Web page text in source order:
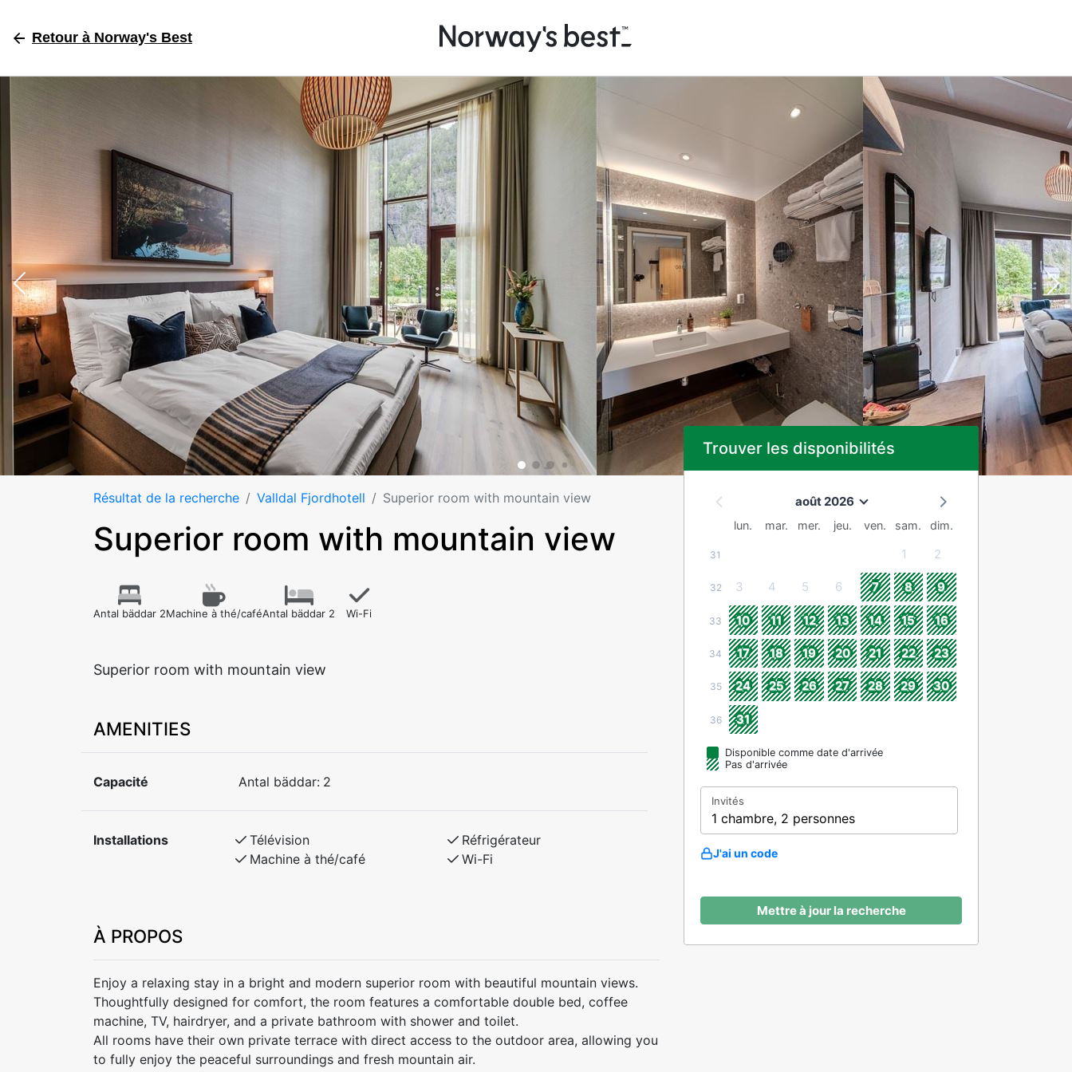
Retour à Norway's Best
Résultat de la recherche Valldal Fjordhotell Superior room with mountain view
Superior room with mountain view
Antal bäddar 2Machine à thé/caféAntal bäddar 2 Wi-Fi
Superior room with mountain view
AMENITIES
Capacité Antal bäddar: 2
Installations Télévision
Réfrigérateur
Machine à thé/café
Wi-Fi
À PROPOS
Enjoy a relaxing stay in a bright and modern superior room with beautiful mountain views.
Thoughtfully designed for comfort, the room features a comfortable double bed, coffee
machine, TV, hairdryer, and a private bathroom with shower and toilet.
All rooms have their own private terrace with direct access to the outdoor area, allowing you
to fully enjoy the peaceful surroundings and fresh mountain air.
Trouver les disponibilités
août 2026
lun. mar. mer. jeu. ven. sam. dim.
31 1 2
32 3 4 5 6 7 8 9
33 10 11 12 13 14 15 16
34 17 18 19 20 21 22 23
35 24 25 26 27 28 29 30
36 31
Disponible comme date d'arrivée
Pas d'arrivée
Invités
1 chambre, 2 personnes
J'ai un code
Mettre à jour la recherche